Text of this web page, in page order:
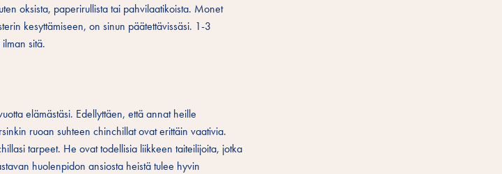
oksista, paperirullista tai pahvilaatikoista. Monet
kesyttämiseen, on sinun päätettävissäsi. 1-3
sitä.
elämästäsi. Edellyttäen, että annat heille
ruoan suhteen chinchillat ovat erittäin vaativia.
tarpeet. He ovat todellisia liikkeen taiteilijoita, jotka
huolenpidon ansiosta heistä tulee hyvin